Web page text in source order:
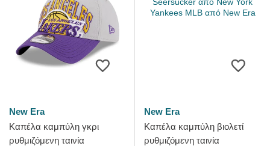
New Era
Καπέλα καμπύλη γκρι
ρυθμιζόμενη ταινία
New Era
Καπέλα καμπύλη βιολετί
ρυθμιζόμενη ταινία